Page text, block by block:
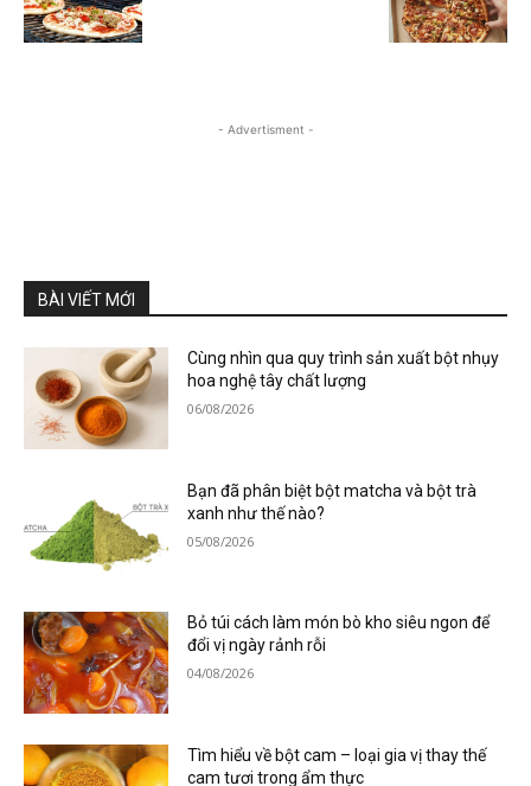
- Advertisment -
BÀI VIẾT MỚI
Cùng nhìn qua quy trình sản xuất bột nhụy
hoa nghệ tây chất lượng
06/08/2026
Bạn đã phân biệt bột matcha và bột trà
xanh như thế nào?
05/08/2026
Bỏ túi cách làm món bò kho siêu ngon để
đổi vị ngày rảnh rỗi
04/08/2026
Tìm hiểu về bột cam – loại gia vị thay thế
cam tươi trong ẩm thực